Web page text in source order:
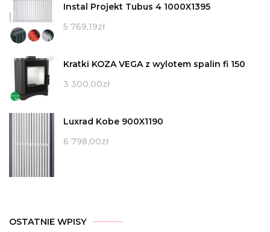
Instal Projekt Tubus 4 1000X1395
5 769,19zł
Kratki KOZA VEGA z wylotem spalin fi 150
3 300,00zł
Luxrad Kobe 900X1190
6 798,00zł
OSTATNIE WPISY